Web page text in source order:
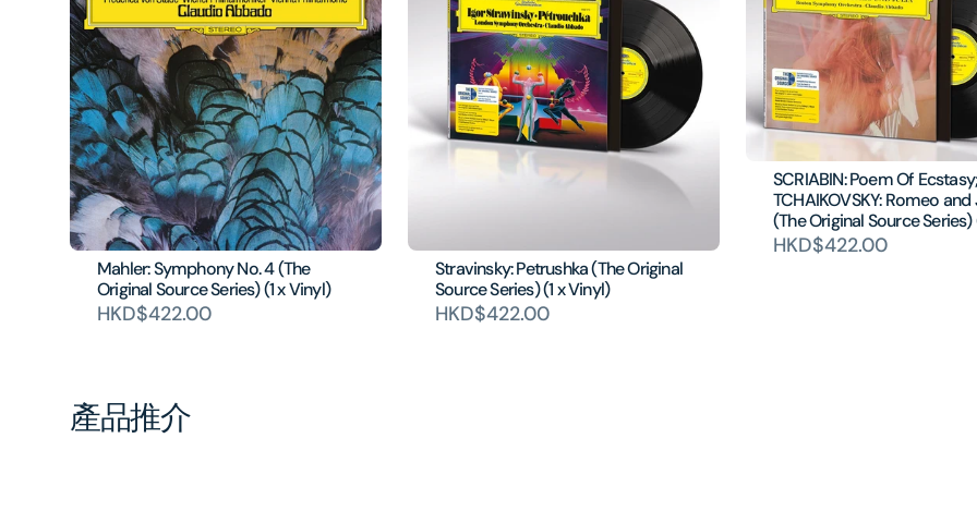
Mahler: Symphony No. 4 (The
Original Source Series) (1 x Vinyl)
HKD$422.00
Stravinsky: Petrushka (The Original
Source Series) (1 x Vinyl)
HKD$422.00
SCRIABIN: Poem Of
TCHAIKOVSKY: Romeo and
(The Original Source
HKD$422.00
產品推介